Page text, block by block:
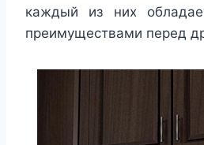
каждый из них
преимуществами перед